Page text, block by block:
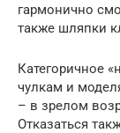
гармонично
также шляпки
Категоричное
чулкам и
– в зрелом
Отказаться